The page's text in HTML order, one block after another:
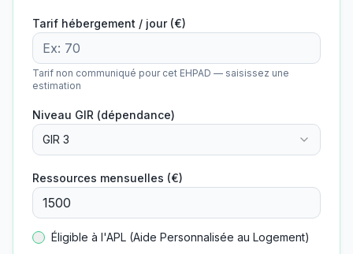
Tarif hébergement / jour (€)
Tarif non communiqué pour cet EHPAD — saisissez une
estimation
Niveau GIR (dépendance)
GIR 3
Ressources mensuelles (€)
Éligible à l'APL (Aide Personnalisée au Logement)